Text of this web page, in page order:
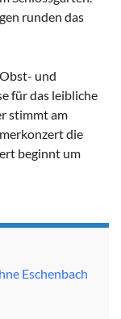
runden das
und
für das leibliche
stimmt am
die
beginnt um
Eschenbach